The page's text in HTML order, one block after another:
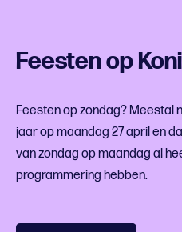
Feesten op
Feesten op zondag? Meestal
jaar op maandag 27 april en
van zondag op maandag al
programmering hebben.